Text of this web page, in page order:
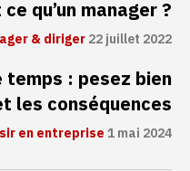
ce qu’un manager ?
& diriger22 juillet 2022
: pesez bien
les conséquences
en entreprise1 mai 2024